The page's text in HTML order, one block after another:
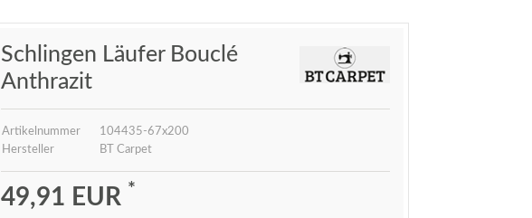
Schlingen Läufer Bouclé
Anthrazit
Artikelnummer
104435-67x200
Hersteller
BT Carpet
49,91 EUR *